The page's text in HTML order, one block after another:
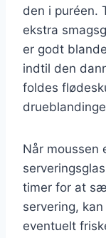
den i puréen.
ekstra
er godt
indtil den
foldes
Når
timer for at
servering,
eventuelt